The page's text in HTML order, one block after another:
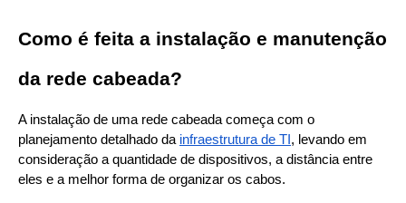
Como é feita a instalação e manutenção
da rede cabeada?
A instalação de uma rede cabeada começa com o
planejamento detalhado da infraestrutura de TI, levando em
consideração a quantidade de dispositivos, a distância entre
eles e a melhor forma de organizar os cabos.